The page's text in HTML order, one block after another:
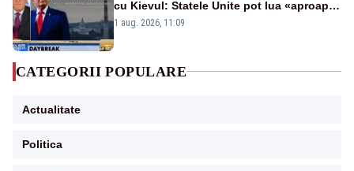
cu Kievul: Statele Unite pot lua «aproape
tot ce vor» din minele Ucrainei”
1 aug. 2026, 11:09
CATEGORII POPULARE
Actualitate
Politica